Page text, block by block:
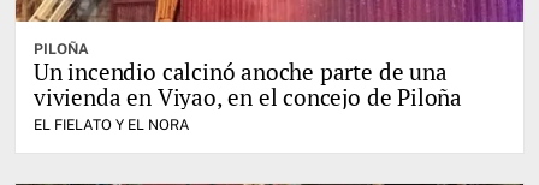
PILOÑA
Un incendio calcinó anoche parte de una
vivienda en Viyao, en el concejo de Piloña
EL FIELATO Y EL NORA